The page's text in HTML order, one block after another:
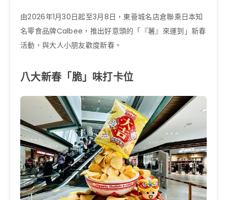
由2026年1月30日起至3月8日，東薈城名店倉聯乘日本知
名零食品牌Calbee，推出好意頭的「『薯』來運到」新春
活動，與大人小朋友歡度新春。
八大新春「脆」味打卡位